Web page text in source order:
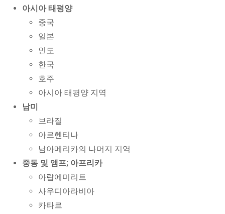
아시아 태평양
중국
일본
인도
한국
호주
아시아 태평양 지역
남미
브라질
아르헨티나
남아메리카의 나머지 지역
중동 및 앰프; 아프리카
아랍에미리트
사우디아라비아
카타르